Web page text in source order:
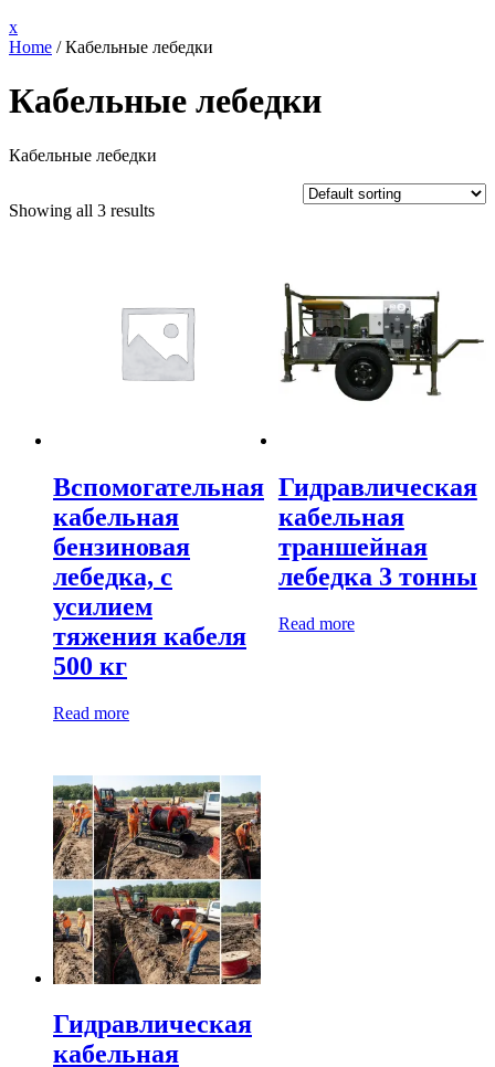
xClose
Menu
Home / Кабельные лебедки
Кабельные лебедки
Кабельные лебедки
Showing all 3 results
Вспомогательная
кабельная
бензиновая
лебедка, с
усилием
тяжения кабеля
500 кг
Read more
Гидравлическая
кабельная
траншейная
лебедка 3 тонны
Read more
Гидравлическая
кабельная